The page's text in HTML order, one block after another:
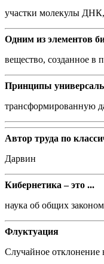
участки молекулы
Одним из элементов
вещество, созданное в
Принципы
трансформированную
Автор труда по
Дарвин
Кибернетика – это ...
наука об общих
Флуктуация
Случайное отклонение